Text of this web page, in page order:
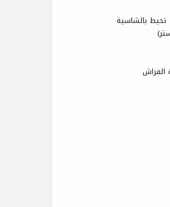
الفراش